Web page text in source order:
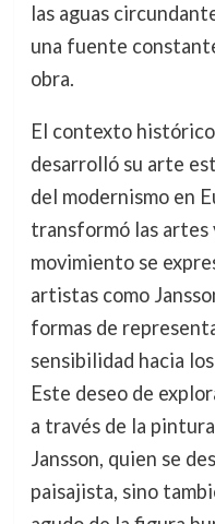
las aguas
una fuente
obra.
El contexto
desarrolló su arte
del modernismo en
transformó las artes
movimiento se
artistas como
formas de
sensibilidad hacia
Este deseo de
a través de la
Jansson, quien se
paisajista, sino